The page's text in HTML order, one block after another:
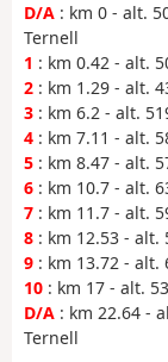
D/A : km 0 - alt.
Ternell
1 : km 0.42 - alt.
2 : km 1.29 - alt.
3 : km 6.2 - alt.
4 : km 7.11 - alt.
5 : km 8.47 - alt.
6 : km 10.7 - alt.
7 : km 11.7 - alt.
8 : km 12.53 -
9 : km 13.72 - alt.
10 : km 17 - alt.
D/A : km 22.64 -
Ternell